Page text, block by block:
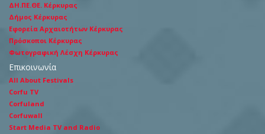
ΔΗ.ΠΕ.ΘΕ. Κέρκυρας
Δήμος Κέρκυρας
Εφορεία Αρχαιοτήτων Κέρκυρας
Πρόσκοποι Κέρκυρας
Φωτογραφική Λέσχη Κέρκυρας
Επικοινωνία
All About Festivals
Corfu TV
Corfuland
Corfuwall
Start Media TV and Radio